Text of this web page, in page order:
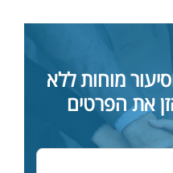
מוחות ללא
את הפרטים